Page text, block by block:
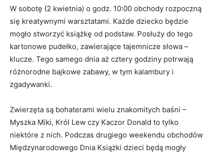
W sobotę (2 kwietnia) o godz. 10:00 obchody rozpoczną
się kreatywnymi warsztatami. Każde dziecko będzie
mogło stworzyć książkę od podstaw. Posłuży do tego
kartonowe pudełko, zawierające tajemnicze słowa –
klucze. Tego samego dnia aż cztery godziny potrwają
różnorodne bajkowe zabawy, w tym kalambury i
zgadywanki.
Zwierzęta są bohaterami wielu znakomitych baśni –
Myszka Miki, Król Lew czy Kaczor Donald to tylko
niektóre z nich. Podczas drugiego weekendu obchodów
Międzynarodowego Dnia Książki dzieci będą mogły